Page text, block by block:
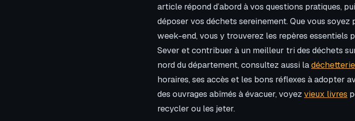
article répond d’abord à vos questions pratiques,
déposer vos déchets sereinement. Que vous
week-end, vous y trouverez les repères
Sever et contribuer à un meilleur tri des déchets
nord du département, consultez aussi la
horaires, ses accès et les bons réflexes à adopter
des ouvrages abîmés à évacuer, voyez vieux livres
recycler ou les jeter.